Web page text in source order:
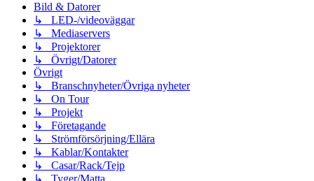
Bild & Datorer
↳ LED-/videoväggar
↳ Mediaservers
↳ Projektorer
↳ Övrigt/Datorer
Övrigt
↳ Branschnyheter/Övriga nyheter
↳ On Tour
↳ Projekt
↳ Företagande
↳ Strömförsörjning/Ellära
↳ Kablar/Kontakter
↳ Casar/Rack/Tejp
↳ Tyger/Matta